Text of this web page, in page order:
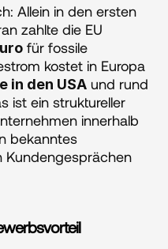
Allein in den ersten
zahlte die EU
für fossile
kostet in Europa
in den USA und rund
ist ein struktureller
innerhalb
bekanntes
Kundengesprächen